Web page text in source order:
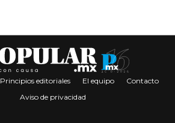
Principios editoriales El equipo
Contacto
Aviso de privacidad